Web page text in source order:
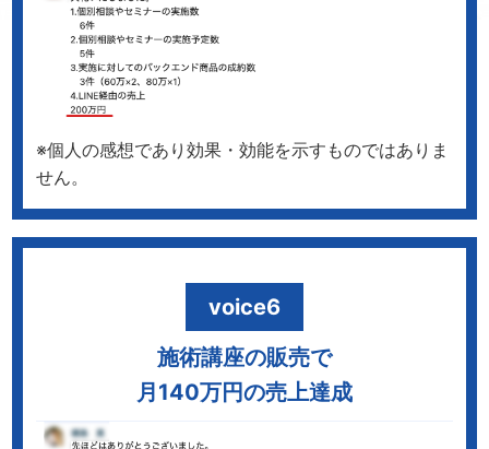
※個人の感想であり効果・効能を示すものではありま
せん。
voice6
施術講座の販売で
月140万円の売上達成